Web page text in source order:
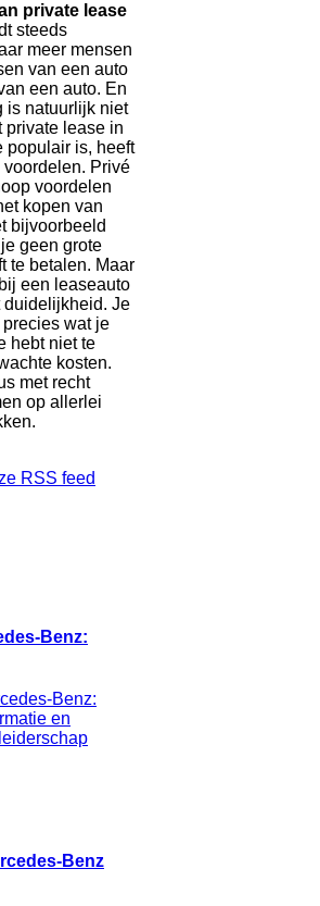
private lease
steeds
meer mensen
van een auto
een auto. En
is natuurlijk niet
private lease in
populair is, heeft
Privé
voordelen
kopen van
bijvoorbeeld
geen grote
te betalen. Maar
een leaseauto
duidelijkheid. Je
wat je
hebt niet te
kosten.
met recht
op allerlei
RSS feed
Benz:
Benz